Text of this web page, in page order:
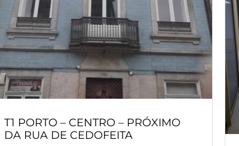
T1 PORTO – CENTRO – PRÓXIMO
DA RUA DE CEDOFEITA